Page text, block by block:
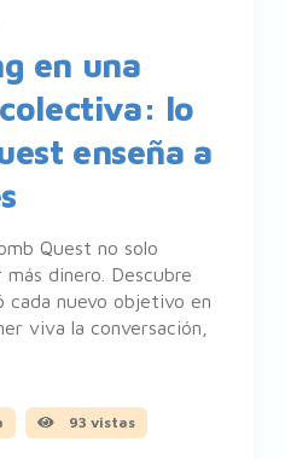
en una
lo
enseña a
Quest no solo
dinero. Descubre
nuevo objetivo en
viva la conversación,
93 vistas